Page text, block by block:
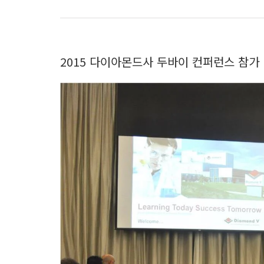
2015 다이아몬드사 두바이 컨퍼런스 참가